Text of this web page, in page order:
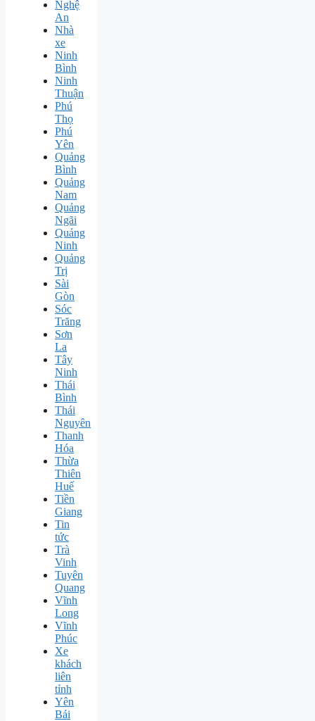
Nghệ
An
Nhà
xe
Ninh
Bình
Ninh
Thuận
Phú
Thọ
Phú
Yên
Quảng
Bình
Quảng
Nam
Quảng
Ngãi
Quảng
Ninh
Quảng
Trị
Sài
Gòn
Sóc
Trăng
Sơn
La
Tây
Ninh
Thái
Bình
Thái
Nguyên
Thanh
Hóa
Thừa
Thiên
Huế
Tiền
Giang
Tin
tức
Trà
Vinh
Tuyên
Quang
Vĩnh
Long
Vĩnh
Phúc
Xe
khách
liên
tỉnh
Yên
Bái